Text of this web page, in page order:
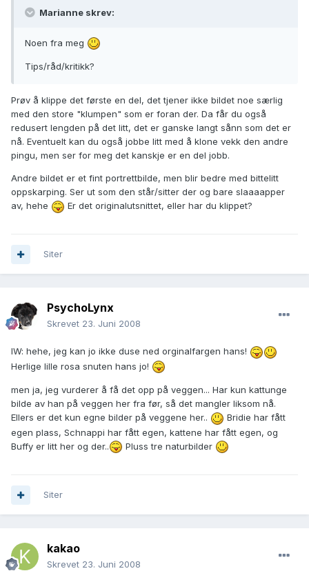
Marianne skrev:
Noen fra meg
Tips/råd/kritikk?
Prøv å klippe det første en del, det tjener ikke bildet noe særlig
med den store "klumpen" som er foran der. Da får du også
redusert lengden på det litt, det er ganske langt sånn som det er
nå. Eventuelt kan du også jobbe litt med å klone vekk den andre
pingu, men ser for meg det kanskje er en del jobb.
Andre bildet er et fint portrettbilde, men blir bedre med bittelitt
oppskarping. Ser ut som den står/sitter der og bare slaaaapper
av, hehe
Er det originalutsnittet, eller har du klippet?
Siter
PsychoLynx
Skrevet 23. Juni 2008
IW: hehe, jeg kan jo ikke duse ned orginalfargen hans!
Herlige lille rosa snuten hans jo!
men ja, jeg vurderer å få det opp på veggen... Har kun kattunge
bilde av han på veggen her fra før, så det mangler liksom nå.
Ellers er det kun egne bilder på veggene her..
Bridie har fått
egen plass, Schnappi har fått egen, kattene har fått egen, og
Buffy er litt her og der..
Pluss tre naturbilder
Siter
kakao
Skrevet 23. Juni 2008